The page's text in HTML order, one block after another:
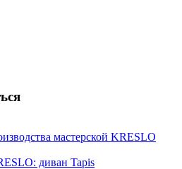
мастерской KRESLO
диван Tapis